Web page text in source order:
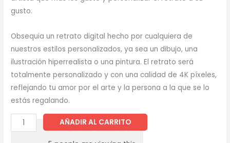
gusto.
Obsequia un retrato digital hecho por cualquiera de
nuestros estilos personalizados, ya sea un dibujo, una
ilustración hiperrealista o una pintura. El retrato será
totalmente personalizado y con una calidad de 4K píxeles,
reflejando tu amor por el arte y la persona a la que se lo
estás regalando.
AÑADIR AL CARRITO